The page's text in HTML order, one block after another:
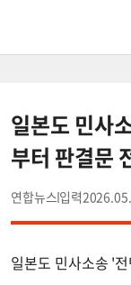
일본도 민사
부터 판결문
연합뉴스
일본도 민사소송 '